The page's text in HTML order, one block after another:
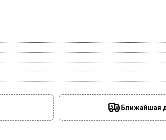
Ближайшая